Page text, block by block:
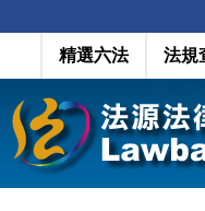
精選六法 法規